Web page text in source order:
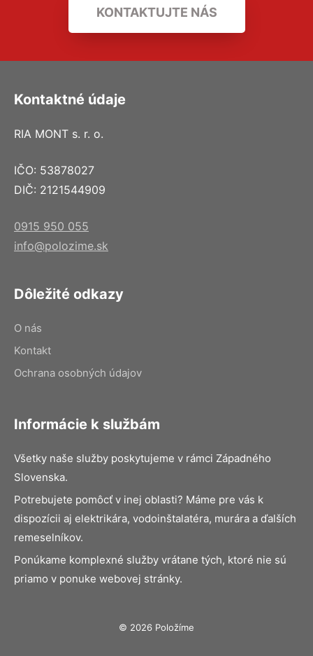
KONTAKTUJTE NÁS
Kontaktné údaje
RIA MONT s. r. o.
IČO: 53878027
DIČ: 2121544909
0915 950 055
info@polozime.sk
Dôležité odkazy
O nás
Kontakt
Ochrana osobných údajov
Informácie k službám
Všetky naše služby poskytujeme v rámci Západného
Slovenska.
Potrebujete pomôcť v inej oblasti? Máme pre vás k
dispozícii aj elektrikára, vodoinštalatéra, murára a ďalších
remeselníkov.
Ponúkame komplexné služby vrátane tých, ktoré nie sú
priamo v ponuke webovej stránky.
© 2026 Položíme